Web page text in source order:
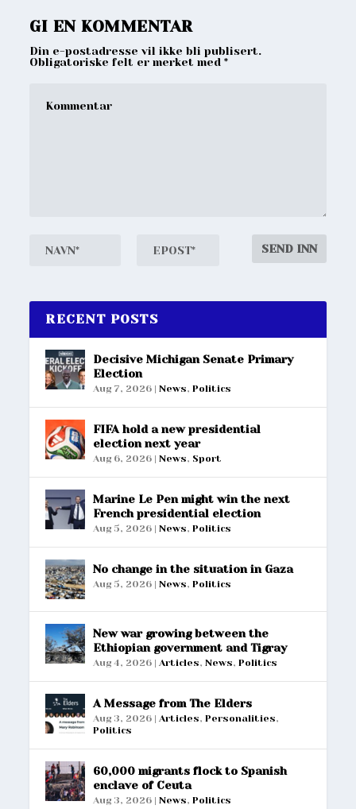
GI EN KOMMENTAR
Din e-postadresse vil ikke bli publisert.
Obligatoriske felt er merket med*
RECENT POSTS
Decisive Michigan Senate Primary
Election
Aug 7, 2026 |News,Politics
FIFA hold a new presidential
election next year
Aug 6, 2026 |News, Sport
Marine Le Pen might win the next
French presidential election
Aug 5, 2026 |News,Politics
No change in the situation in Gaza
Aug 5, 2026 |News,Politics
New war growing between the
Ethiopian government and Tigray
Aug 4, 2026 |Articles,News,Politics
A Message from The Elders
Aug 3, 2026 |Articles,Personalities,
Politics
60,000 migrants flock to Spanish
enclave of Ceuta
Aug 3, 2026 |News,Politics